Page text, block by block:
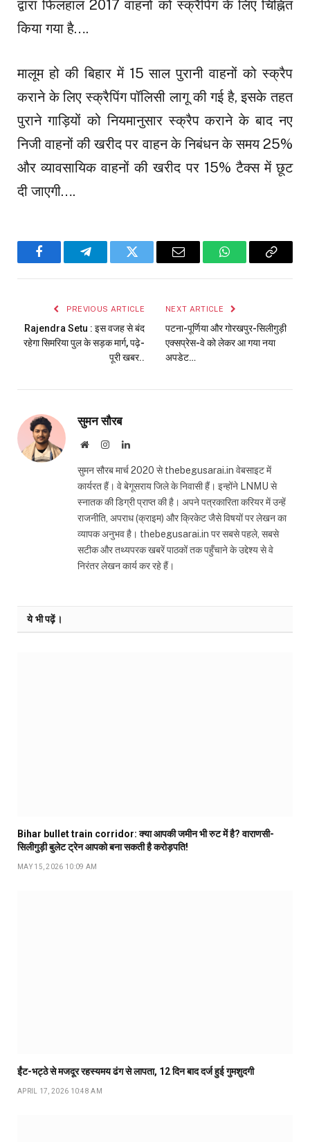
द्वारा फिलहाल 2017 वाहनों को स्क्रैपिंग के लिए चिह्नित
किया गया है….
मालूम हो की बिहार में 15 साल पुरानी वाहनों को स्क्रैप
कराने के लिए स्क्रैपिंग पॉलिसी लागू की गई है, इसके तहत
पुराने गाड़ियों को नियमानुसार स्क्रैप कराने के बाद नए
निजी वाहनों की खरीद पर वाहन के निबंधन के समय 25%
और व्यावसायिक वाहनों की खरीद पर 15% टैक्स में छूट
दी जाएगी….
FacebookTelegramTwitter Email WhatsAppCopy
PREVIOUS ARTICLE
Rajendra Setu : इस वजह से बंद
रहेगा सिमरिया पुल के सड़क मार्ग, पढ़े-
पूरी खबर..
NEXT ARTICLE
पटना-पूर्णिया और गोरखपुर-सिलीगुड़ी
एक्सप्रेस-वे को लेकर आ गया नया
अपडेट…
सुमन सौरब
WebsiteInstagramLinkedIn
सुमन सौरब मार्च 2020 से thebegusarai.in वेबसाइट में
कार्यरत हैं। वे बेगूसराय जिले के निवासी हैं। इन्होंने LNMU से
स्नातक की डिग्री प्राप्त की है। अपने पत्रकारिता करियर में उन्हें
राजनीति, अपराध (क्राइम) और क्रिकेट जैसे विषयों पर लेखन का
व्यापक अनुभव है। thebegusarai.in पर सबसे पहले, सबसे
सटीक और तथ्यपरक खबरें पाठकों तक पहुँचाने के उद्देश्य से वे
निरंतर लेखन कार्य कर रहे हैं।
ये भी पढ़ें।
Bihar bullet train corridor: क्या आपकी जमीन भी रुट में है? वाराणसी-
सिलीगुड़ी बुलेट ट्रेन आपको बना सकती है करोड़पति!
MAY 15, 2026 10:09 AM
ईंट-भट्ठे से मजदूर रहस्यमय ढंग से लापता, 12 दिन बाद दर्ज हुई गुमशुदगी
APRIL 17, 2026 10:48 AM